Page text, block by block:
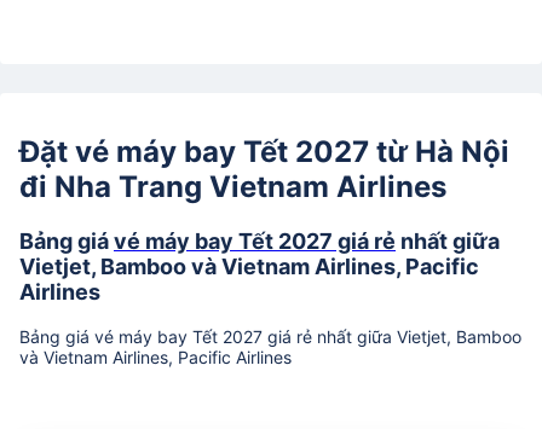
Đặt vé máy bay Tết 2027 từ Hà Nội
đi Nha Trang Vietnam Airlines
Bảng giávé máy bay Tết 2027 giá rẻ nhất giữa
Vietjet, Bamboo và Vietnam Airlines, Pacific
Airlines
Bảng giá vé máy bay Tết 2027 giá rẻ nhất giữa Vietjet, Bamboo
và Vietnam Airlines, Pacific Airlines